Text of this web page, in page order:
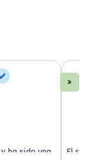
ha sido una
El